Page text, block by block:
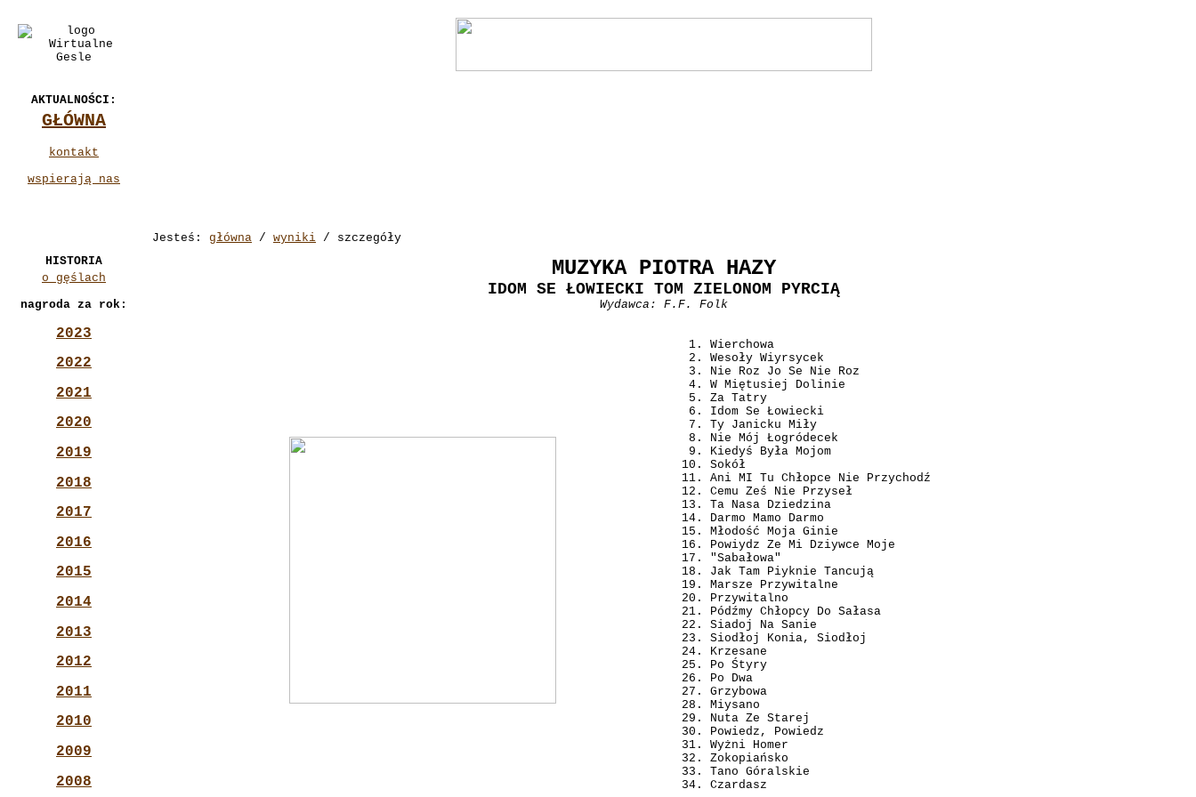
AKTUALNOŚCI:
GŁÓWNA
kontakt
wspierają nas
HISTORIA
o gęślach
nagroda za rok:
2023
2022
2021
2020
2019
2018
2017
2016
2015
2014
2013
2012
2011
2010
2009
2008
Jesteś: główna / wyniki / szczegóły
MUZYKA PIOTRA HAZY
IDOM SE ŁOWIECKI TOM ZIELONOM PYRCIĄ
Wydawca: F.F. Folk
Wierchowa
Wesoły Wiyrsycek
Nie Roz Jo Se Nie Roz
W Miętusiej Dolinie
Za Tatry
Idom Se Łowiecki
Ty Janicku Miły
Nie Mój Łogródecek
Kiedyś Była Mojom
Sokół
Ani MI Tu Chłopce Nie Przychodź
Cemu Ześ Nie Przyseł
Ta Nasa Dziedzina
Darmo Mamo Darmo
Młodość Moja Ginie
Powiydz Ze Mi Dziywce Moje
"Sabałowa"
Jak Tam Piyknie Tancują
Marsze Przywitalne
Przywitalno
Pódźmy Chłopcy Do Sałasa
Siadoj Na Sanie
Siodłoj Konia, Siodłoj
Krzesane
Po Śtyry
Po Dwa
Grzybowa
Miysano
Nuta Ze Starej
Powiedz, Powiedz
Wyżni Homer
Zokopiańsko
Tano Góralskie
Czardasz